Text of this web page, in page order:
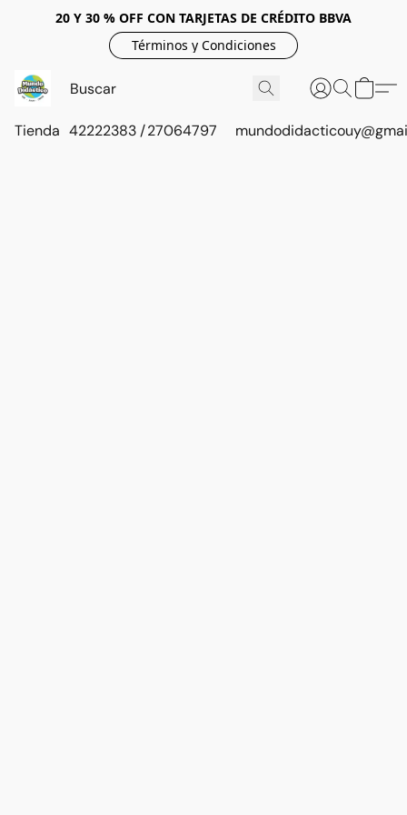
20 Y 30 % OFF CON TARJETAS DE CRÉDITO BBVA
Términos y Condiciones
Tienda 42222383 / 27064797